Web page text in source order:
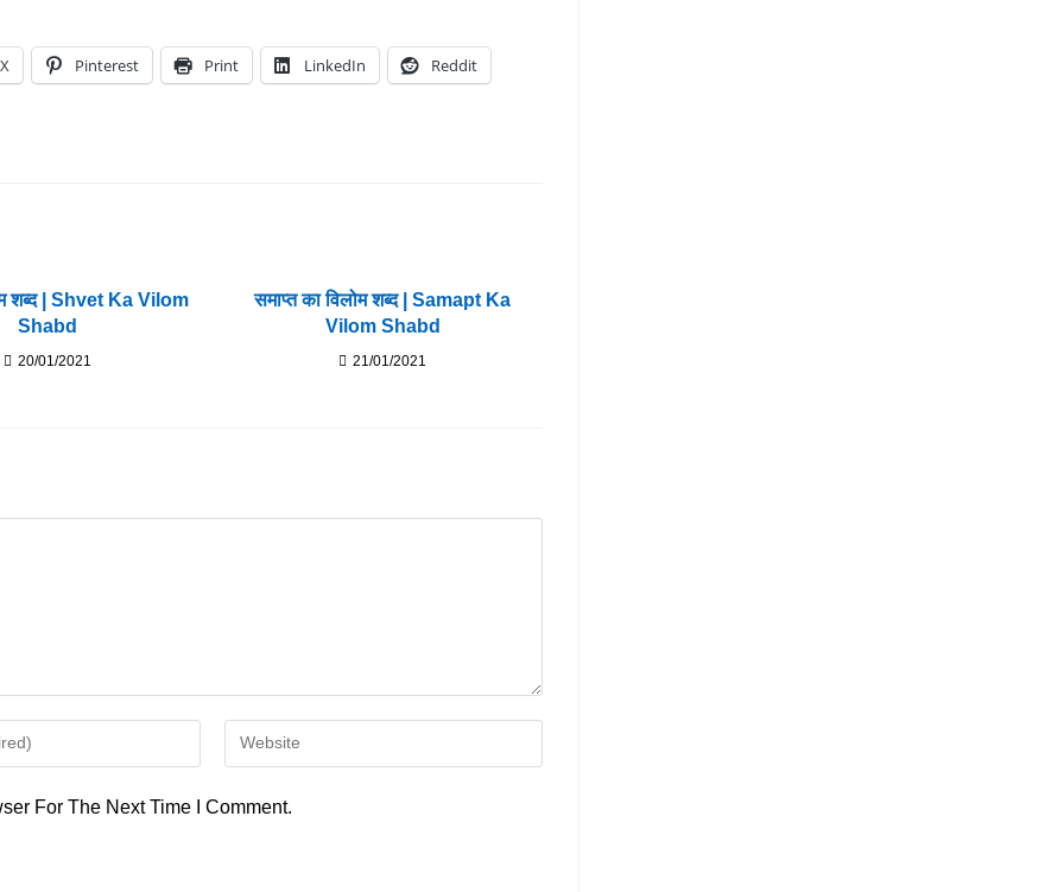
X Pinterest Print LinkedIn Reddit
शब्द | Shvet Ka Vilom
Shabd
20/01/2021
समाप्त का विलोम शब्द | Samapt Ka
Vilom Shabd
21/01/2021
Enter
Your
For The Next Time I Comment.